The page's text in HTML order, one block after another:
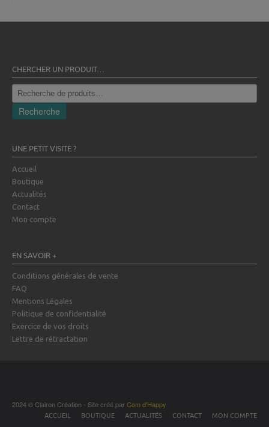
CHERCHER UN PRODUIT…
Recherche
pour :
Recherche
UNE PETIT VISITE ?
Accueil
Boutique
Actualités
Contact
Mon compte
EN SAVOIR +
Conditions générales de vente
FAQ
Mentions Légales
Politique de confidentialité
Exercice de vos droits
Lettre de rétractation
2024 © Clairon Création - Site créé parCom d'Happy
ACCUEIL BOUTIQUE ACTUALITÉS CONTACT MON COMPTE